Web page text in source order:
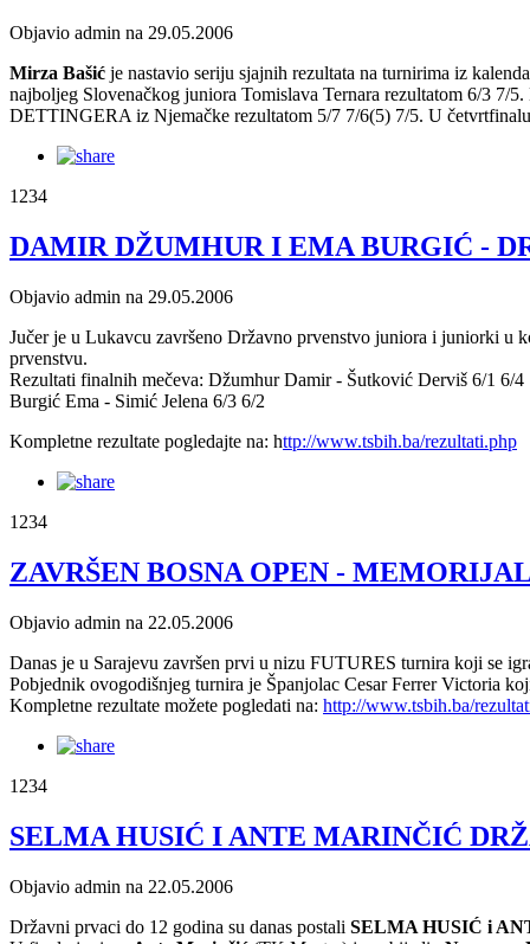
Objavio admin na 29.05.2006
Mirza Bašić je nastavio seriju sjajnih rezultata na turnirima iz
najboljeg Slovenačkog juniora Tomislava Ternara rezultatom 6/3
DETTINGERA iz Njemačke rezultatom 5/7 7/6(5) 7/5. U
1234
DAMIR DŽUMHUR I EMA BURGIĆ -
Objavio admin na 29.05.2006
Jučer je u Lukavcu završeno Državno prvenstvo juniora i juniorki
prvenstvu.
Rezultati finalnih mečeva: Džumhur Damir - Šutković Derviš 6/1 6/4
Burgić Ema - Simić Jelena 6/3 6/2
Kompletne rezultate pogledajte na: http://www.tsbih.ba/rezultati.php
1234
ZAVRŠEN BOSNA OPEN -
Objavio admin na 22.05.2006
Danas je u Sarajevu završen prvi u nizu FUTURES turnira koji se
Pobjednik ovogodišnjeg turnira je Španjolac Cesar Ferrer Victoria
Kompletne rezultate možete pogledati na: http://www.tsbih.ba/
1234
SELMA HUSIĆ I ANTE MARINČIĆ
Objavio admin na 22.05.2006
Državni prvaci do 12 godina su danas postali SELMA HUSIĆ i